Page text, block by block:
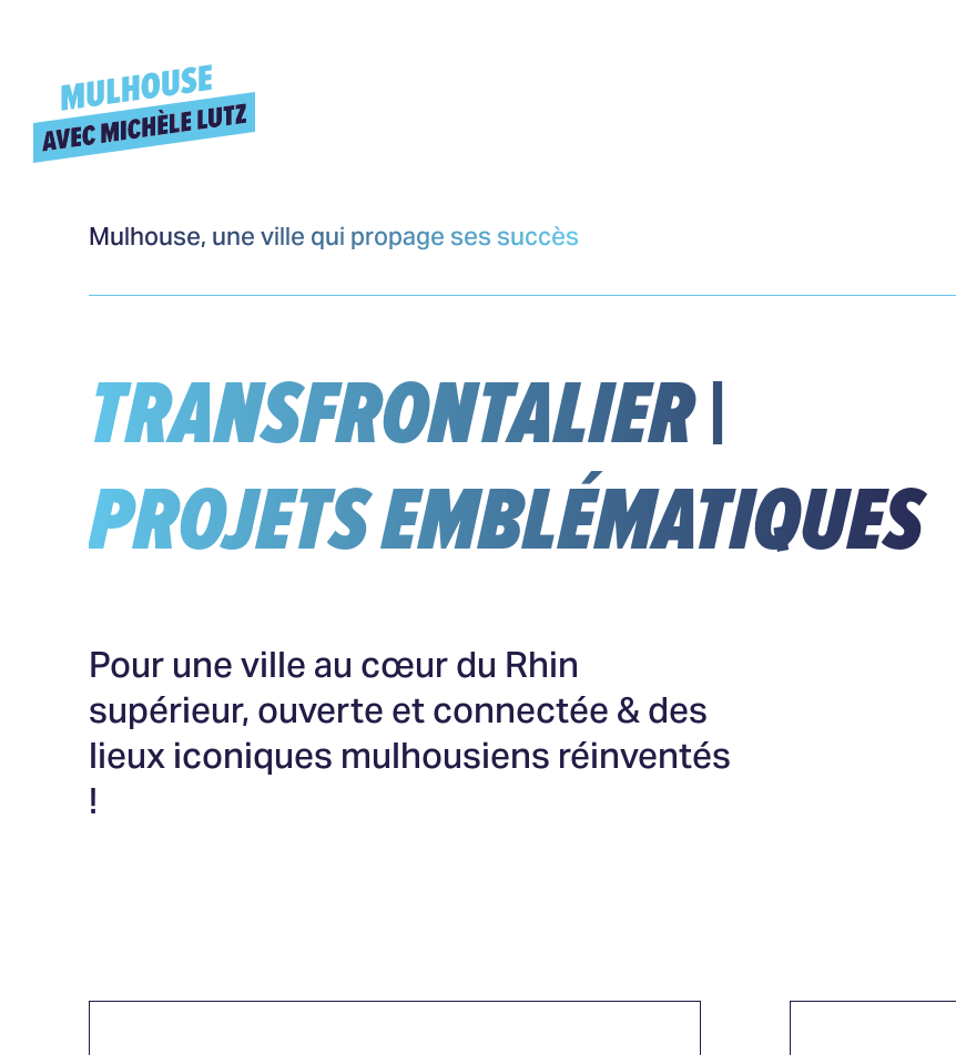
Mulhouse, une ville qui propage ses succès
TRANSFRONTALIER |
PROJETS EMBLÉMATIQUES
Pour une ville au cœur du Rhin
supérieur, ouverte et connectée & des
lieux iconiques mulhousiens réinventés
!